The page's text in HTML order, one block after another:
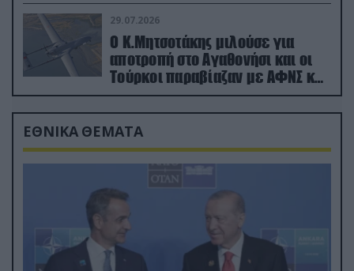
29.07.2026
Ο Κ.Μητσοτάκης μιλούσε για
αποτροπή στο Αγαθονήσι και οι
Τούρκοι παραβίαζαν με ΑΦΝΣ και
drone
ΕΘΝΙΚΑ ΘΕΜΑΤΑ